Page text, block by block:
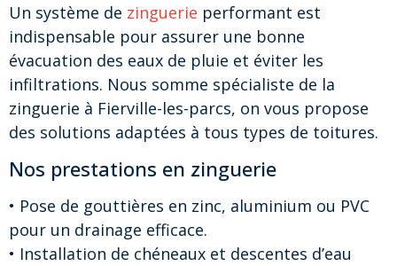
Un système de zinguerie performant est
indispensable pour assurer une bonne
évacuation des eaux de pluie et éviter les
infiltrations. Nous somme spécialiste de la
zinguerie à Fierville-les-parcs, on vous propose
des solutions adaptées à tous types de toitures.
Nos prestations en zinguerie
• Pose de gouttières en zinc, aluminium ou PVC
pour un drainage efficace.
• Installation de chéneaux et descentes d’eau